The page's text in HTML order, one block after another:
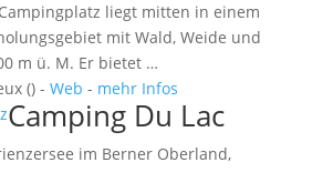
liegt mitten in einem
mit Wald, Weide und
m ü. M. Er bietet …
() - Web - mehr Infos
Camping Du Lac
im Berner Oberland,